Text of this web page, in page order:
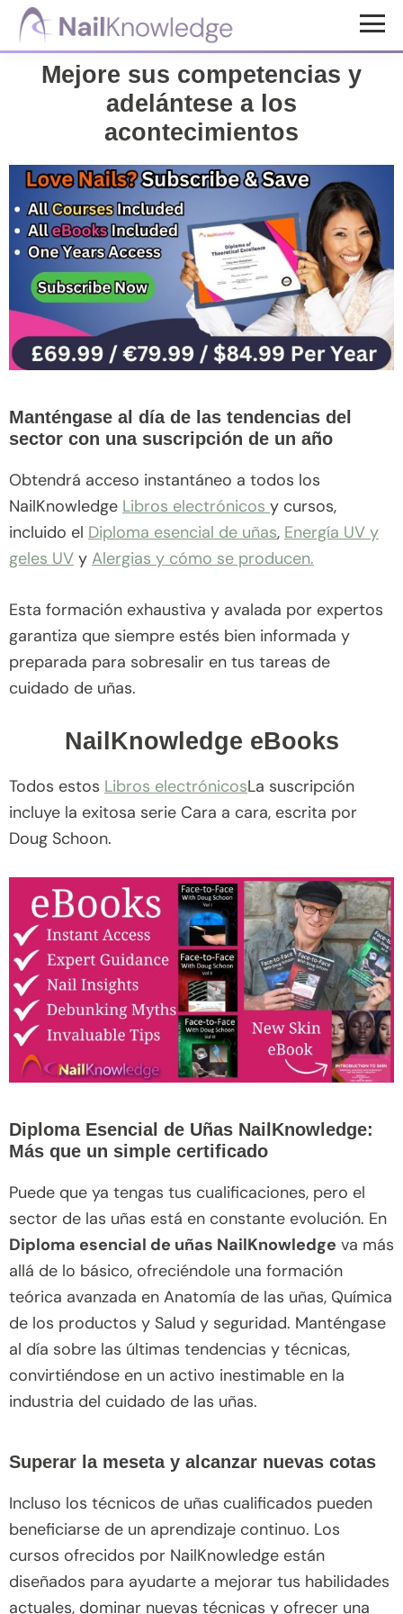
Saltar
contenido
Saltar
Conocimientos
Mejore sus competencias y
adelántese a los
acontecimientos
Manténgase al día de las tendencias del
sector con una suscripción de un año
Obtendrá acceso instantáneo a todos los
NailKnowledge Libros electrónicos y cursos,
incluido el Diploma esencial de uñas, Energía UV y
geles UV y Alergias y cómo se producen.
Esta formación exhaustiva y avalada por expertos
garantiza que siempre estés bien informada y
preparada para sobresalir en tus tareas de
cuidado de uñas.
NailKnowledge eBooks
Todos estos Libros electrónicosLa suscripción
incluye la exitosa serie Cara a cara, escrita por
Doug Schoon.
Diploma Esencial de Uñas NailKnowledge:
Más que un simple certificado
Puede que ya tengas tus cualificaciones, pero el
sector de las uñas está en constante evolución. En
Diploma esencial de uñas NailKnowledge va más
allá de lo básico, ofreciéndole una formación
teórica avanzada en Anatomía de las uñas, Química
de los productos y Salud y seguridad. Manténgase
al día sobre las últimas tendencias y técnicas,
convirtiéndose en un activo inestimable en la
industria del cuidado de las uñas.
Superar la meseta y alcanzar nuevas cotas
Incluso los técnicos de uñas cualificados pueden
beneficiarse de un aprendizaje continuo. Los
cursos ofrecidos por NailKnowledge están
diseñados para ayudarte a mejorar tus habilidades
actuales, dominar nuevas técnicas y ofrecer una